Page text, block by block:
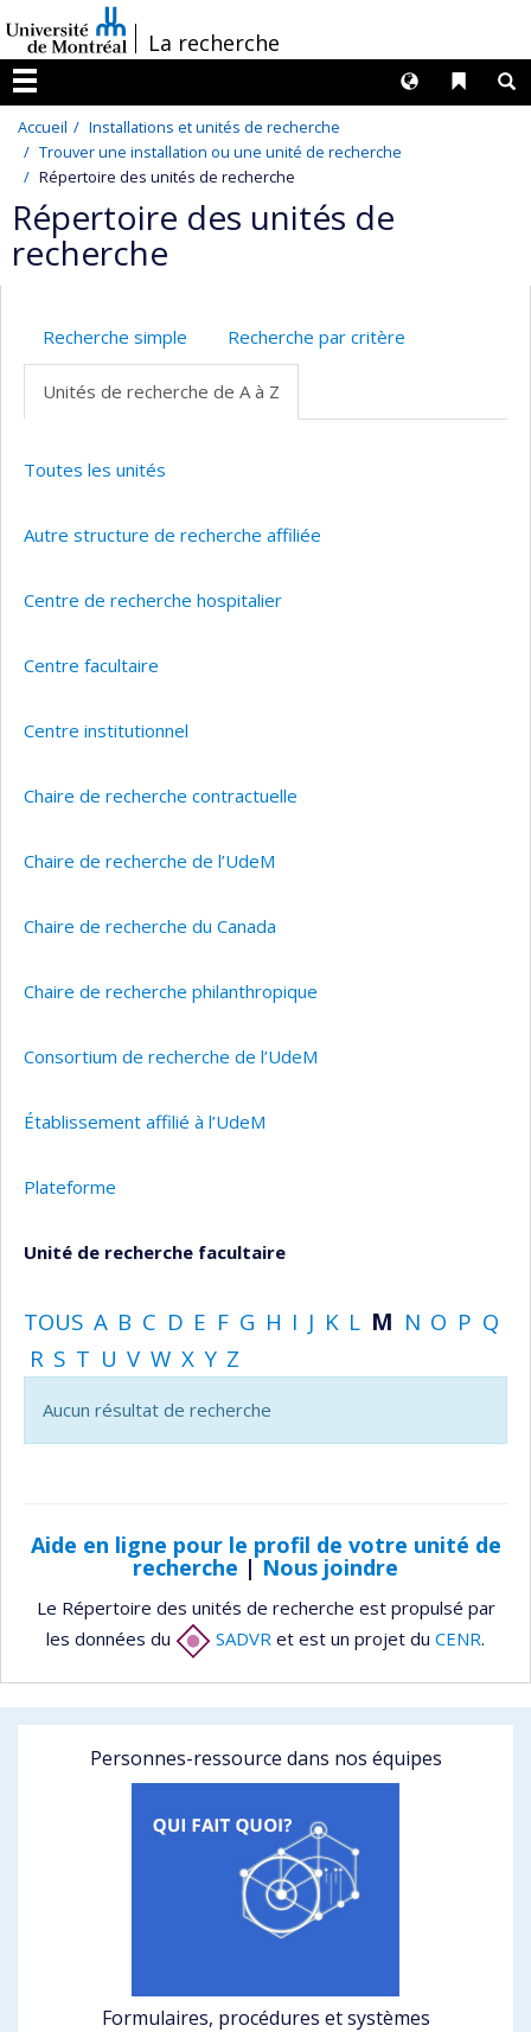
au
contenu
/La recherche
Menu
Liens
Langues
Accueil
Installations et unités de recherche
Trouver une installation ou une unité de recherche
Répertoire des unités de recherche
Répertoire des unités de
recherche
Recherche simple Recherche par critère
Unités de recherche de A à Z
Toutes les unités
Autre structure de recherche affiliée
Centre de recherche hospitalier
Centre facultaire
Centre institutionnel
Chaire de recherche contractuelle
Chaire de recherche de l’UdeM
Chaire de recherche du Canada
Chaire de recherche philanthropique
Consortium de recherche de l’UdeM
Établissement affilié à l’UdeM
Plateforme
Unité de recherche facultaire
TOUS A B C D E F G H I J K L M N O P Q
R S T U V W X Y Z
Aucun résultat de recherche
Aide en ligne pour le profil de votre unité de
recherche | Nous joindre
Le Répertoire des unités de recherche est propulsé par
les données du
SADVR et est un projet du CENR.
Personnes-ressource dans nos équipes
Formulaires, procédures et systèmes